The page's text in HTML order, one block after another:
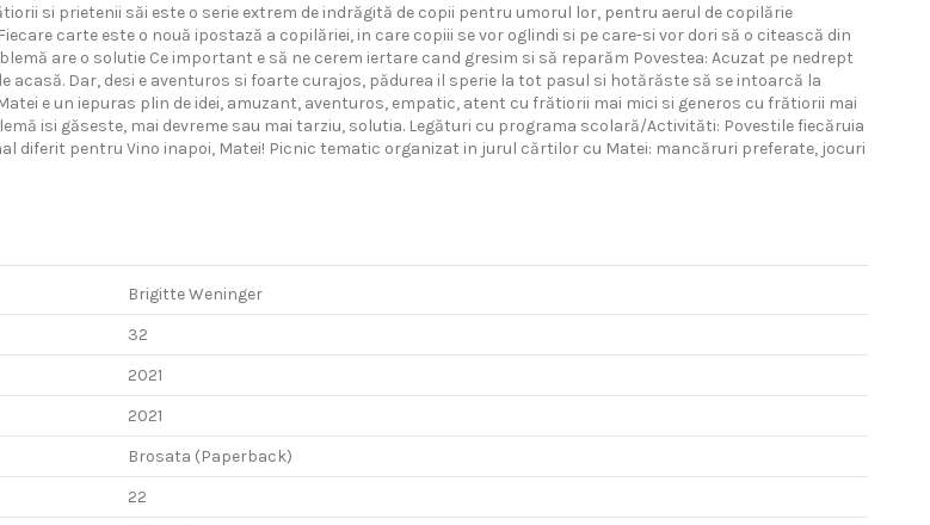
si prietenii săi este o serie extrem de indrăgită de copii pentru umorul lor, pentru aerul de copilărie
carte este o nouă ipostază a copilăriei, in care copiii se vor oglindi si pe care-si vor dori să o citească din
are o solutie Ce important e să ne cerem iertare cand gresim si să reparăm Povestea: Acuzat pe nedrept
acasă. Dar, desi e aventuros si foarte curajos, pădurea il sperie la tot pasul si hotărăste să se intoarcă la
e un iepuras plin de idei, amuzant, aventuros, empatic, atent cu frătiorii mai mici si generos cu frătiorii mai
isi găseste, mai devreme sau mai tarziu, solutia. Legături cu programa scolară/Activităti: Povestile fiecăruia
diferit pentru Vino inapoi, Matei! Picnic tematic organizat in jurul cărtilor cu Matei: mancăruri preferate, jocuri
Brigitte Weninger
32
2021
2021
Brosata (Paperback)
22